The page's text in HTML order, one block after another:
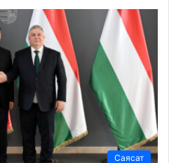
Саясат